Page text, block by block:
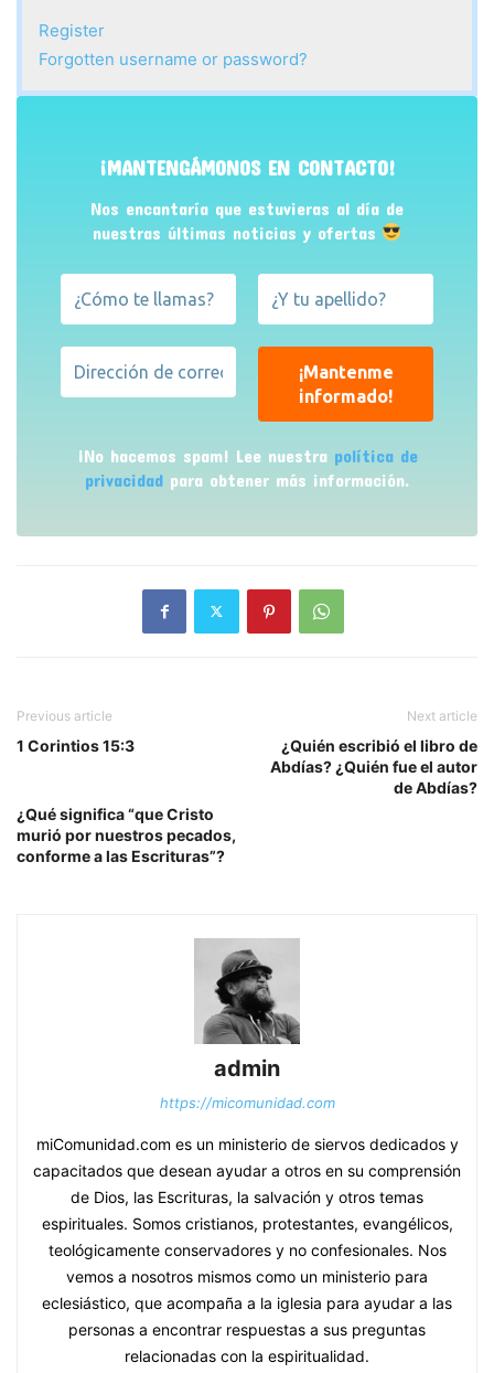
Register
Forgotten username or password?
¡MANTENGÁMONOS EN CONTACTO!
Nos encantaría que estuvieras al día de
nuestras últimas noticias y ofertas
¡No hacemos spam! Lee nuestra política de
privacidad para obtener más información.
Previous article
1 Corintios 15:3
¿Qué significa “que Cristo
murió por nuestros pecados,
conforme a las Escrituras”?
Next article
¿Quién escribió el libro de
Abdías? ¿Quién fue el autor
de Abdías?
admin
https://micomunidad.com
miComunidad.com es un ministerio de siervos dedicados y
capacitados que desean ayudar a otros en su comprensión
de Dios, las Escrituras, la salvación y otros temas
espirituales. Somos cristianos, protestantes, evangélicos,
teológicamente conservadores y no confesionales. Nos
vemos a nosotros mismos como un ministerio para
eclesiástico, que acompaña a la iglesia para ayudar a las
personas a encontrar respuestas a sus preguntas
relacionadas con la espiritualidad.